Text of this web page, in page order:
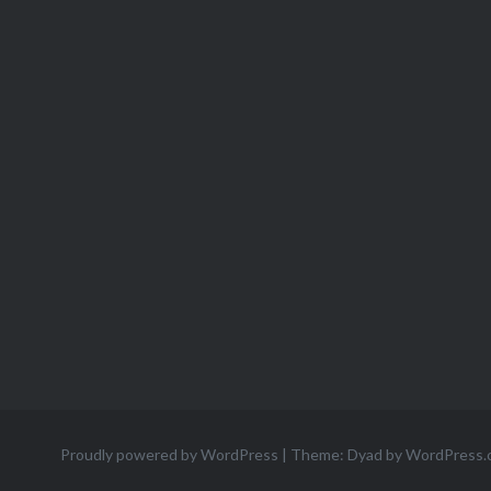
Proudly powered by WordPress | Theme: Dyad by